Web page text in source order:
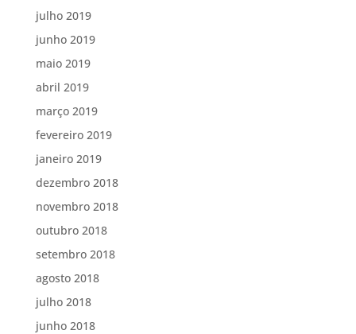
julho 2019
junho 2019
maio 2019
abril 2019
março 2019
fevereiro 2019
janeiro 2019
dezembro 2018
novembro 2018
outubro 2018
setembro 2018
agosto 2018
julho 2018
junho 2018